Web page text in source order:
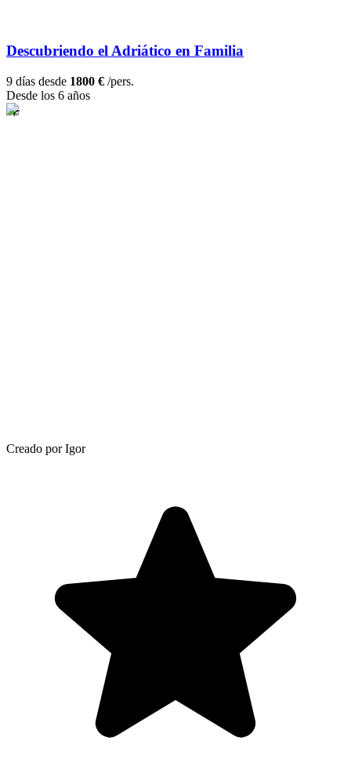
Descubriendo el Adriático en Familia
9 días desde 1800 € /pers.
Desde los 6 años
Creado por Igor